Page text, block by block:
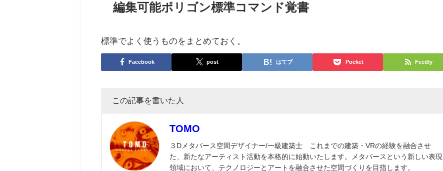
編集可能ポリゴン標準コマンド覚書
標準でよく使うものをまとめておく。
Facebook post はてブ Pocket Feedly
この記事を書いた人
TOMO
３Dメタバース空間デザイナー/一級建築士 これまでの建築・VRの経験を融合させ
た、新たなアーティスト活動を本格的に始動いたします。メタバースという新しい表現
領域において、テクノロジーとアートを融合させた空間づくりを目指します。